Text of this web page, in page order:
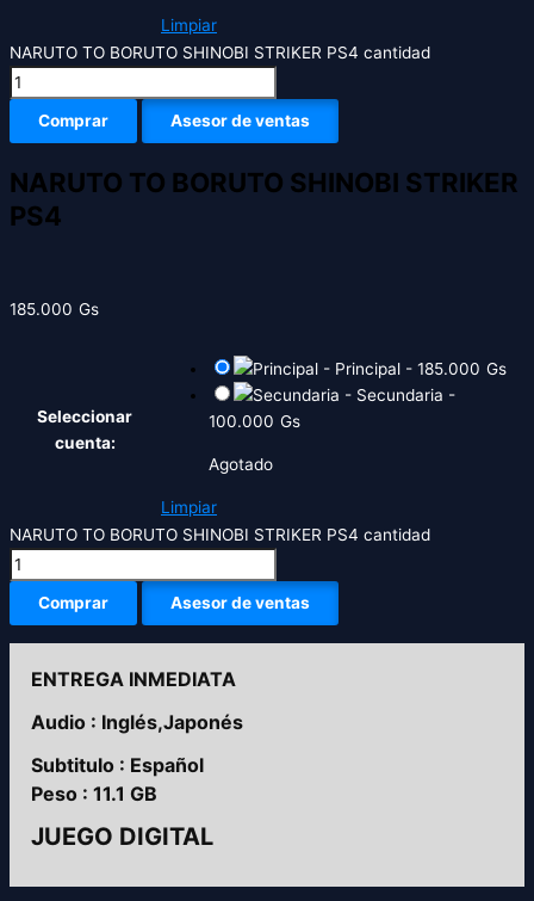
Limpiar
NARUTO TO BORUTO SHINOBI STRIKER PS4 cantidad
Comprar Asesor de ventas
NARUTO TO BORUTO SHINOBI STRIKER
PS4
185.000 Gs
Seleccionar
cuenta:
- Principal - 185.000 Gs
- Secundaria -
100.000 Gs
Agotado
Limpiar
NARUTO TO BORUTO SHINOBI STRIKER PS4 cantidad
Comprar Asesor de ventas
ENTREGA INMEDIATA
Audio : Inglés,Japonés
Subtitulo : Español
Peso : 11.1 GB
JUEGO DIGITAL